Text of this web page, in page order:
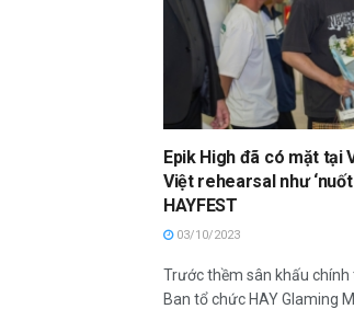
Epik High đã có mặt tại
Việt rehearsal như
HAYFEST
03/10/2023
Trước thềm sân khấu
Ban tổ chức HAY Glaming